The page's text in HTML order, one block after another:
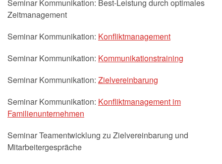
Seminar Kommunikation: Best-Leistung durch optimales
Zeitmanagement
Seminar Kommunikation: Konfliktmanagement
Seminar Kommunikation: Kommunikationstraining
Seminar Kommunikation: Zielvereinbarung
Seminar Kommunikation: Konfliktmanagement im
Familienunternehmen
Seminar Teamentwicklung zu Zielvereinbarung und
Mitarbeitergespräche